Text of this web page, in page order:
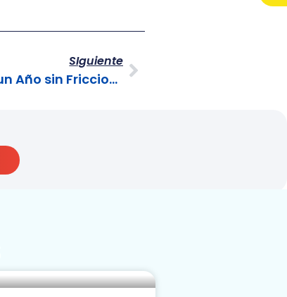
SIguiente
Auditoría de Procesos para un Año sin Fricciones